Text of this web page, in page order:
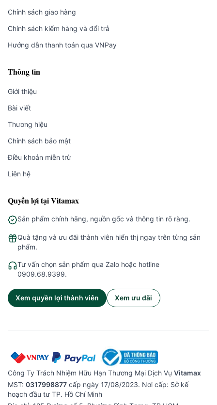
Chính sách giao hàng
Chính sách kiểm hàng và đổi trả
Hướng dẫn thanh toán qua VNPay
Thông tin
Giới thiệu
Bài viết
Thương hiệu
Chính sách bảo mật
Điều khoản miễn trừ
Liên hệ
Quyền lợi tại Vitamax
Sản phẩm chính hãng, nguồn gốc và thông tin rõ ràng.
Quà tặng và ưu đãi thành viên hiển thị ngay trên từng sản
phẩm.
Tư vấn chọn sản phẩm qua Zalo hoặc hotline
0909.68.9399.
Xem quyền lợi thành viên Xem ưu đãi
Công Ty Trách Nhiệm Hữu Hạn Thương Mại Dịch Vụ Vitamax
MST: 0317998877 cấp ngày 17/08/2023. Nơi cấp: Sở kế
hoạch đầu tư TP. Hồ Chí Minh